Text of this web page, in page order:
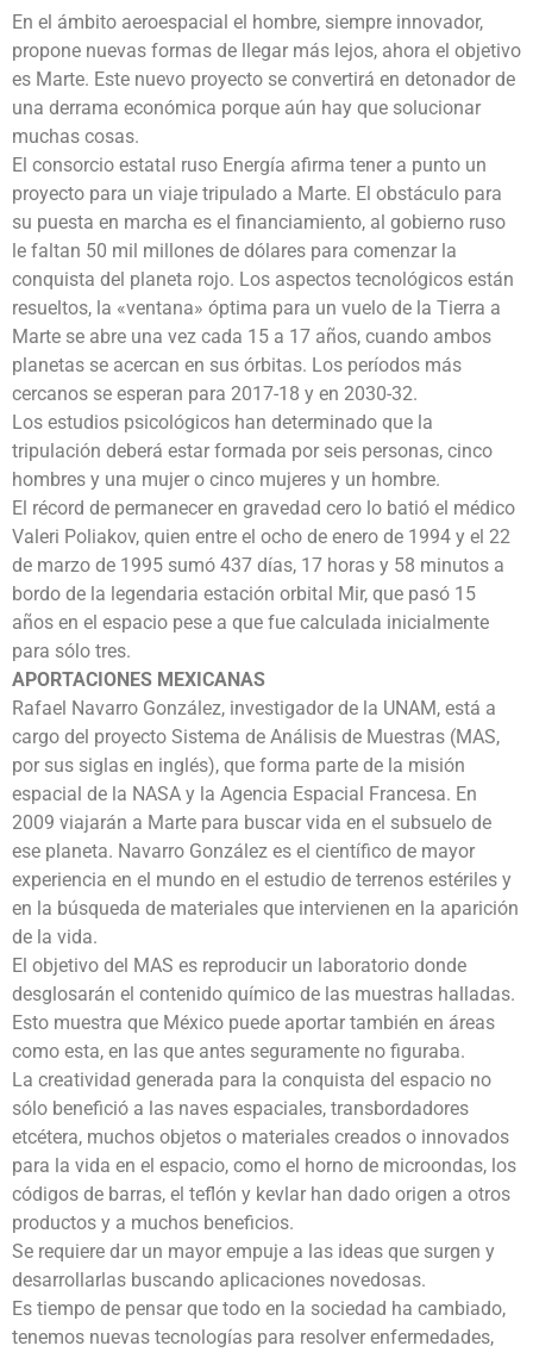
En el ámbito aeroespacial el hombre, siempre innovador,
propone nuevas formas de llegar más lejos, ahora el objetivo
es Marte. Este nuevo proyecto se convertirá en detonador de
una derrama económica porque aún hay que solucionar
muchas cosas.
El consorcio estatal ruso Energía afirma tener a punto un
proyecto para un viaje tripulado a Marte. El obstáculo para
su puesta en marcha es el financiamiento, al gobierno ruso
le faltan 50 mil millones de dólares para comenzar la
conquista del planeta rojo. Los aspectos tecnológicos están
resueltos, la «ventana» óptima para un vuelo de la Tierra a
Marte se abre una vez cada 15 a 17 años, cuando ambos
planetas se acercan en sus órbitas. Los períodos más
cercanos se esperan para 2017-18 y en 2030-32.
Los estudios psicológicos han determinado que la
tripulación deberá estar formada por seis personas, cinco
hombres y una mujer o cinco mujeres y un hombre.
El récord de permanecer en gravedad cero lo batió el médico
Valeri Poliakov, quien entre el ocho de enero de 1994 y el 22
de marzo de 1995 sumó 437 días, 17 horas y 58 minutos a
bordo de la legendaria estación orbital Mir, que pasó 15
años en el espacio pese a que fue calculada inicialmente
para sólo tres.
APORTACIONES MEXICANAS
Rafael Navarro González, investigador de la UNAM, está a
cargo del proyecto Sistema de Análisis de Muestras (MAS,
por sus siglas en inglés), que forma parte de la misión
espacial de la NASA y la Agencia Espacial Francesa. En
2009 viajarán a Marte para buscar vida en el subsuelo de
ese planeta. Navarro González es el científico de mayor
experiencia en el mundo en el estudio de terrenos estériles y
en la búsqueda de materiales que intervienen en la aparición
de la vida.
El objetivo del MAS es reproducir un laboratorio donde
desglosarán el contenido químico de las muestras halladas.
Esto muestra que México puede aportar también en áreas
como esta, en las que antes seguramente no figuraba.
La creatividad generada para la conquista del espacio no
sólo benefició a las naves espaciales, transbordadores
etcétera, muchos objetos o materiales creados o innovados
para la vida en el espacio, como el horno de microondas, los
códigos de barras, el teflón y kevlar han dado origen a otros
productos y a muchos beneficios.
Se requiere dar un mayor empuje a las ideas que surgen y
desarrollarlas buscando aplicaciones novedosas.
Es tiempo de pensar que todo en la sociedad ha cambiado,
tenemos nuevas tecnologías para resolver enfermedades,